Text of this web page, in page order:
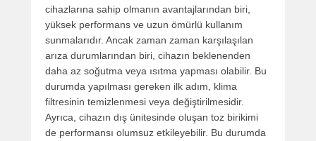
cihazlarına sahip olmanın avantajlarından biri,
yüksek performans ve uzun ömürlü kullanım
sunmalarıdır. Ancak zaman zaman karşılaşılan
arıza durumlarından biri, cihazın beklenenden
daha az soğutma veya ısıtma yapması olabilir. Bu
durumda yapılması gereken ilk adım, klima
filtresinin temizlenmesi veya değiştirilmesidir.
Ayrıca, cihazın dış ünitesinde oluşan toz birikimi
de performansı olumsuz etkileyebilir. Bu durumda